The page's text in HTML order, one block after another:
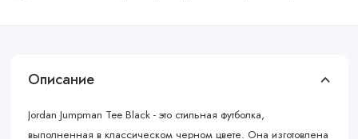
Описание
Jordan Jumpman Tee Black - это стильная футболка,
выполненная в классическом черном цвете. Она изготовлена